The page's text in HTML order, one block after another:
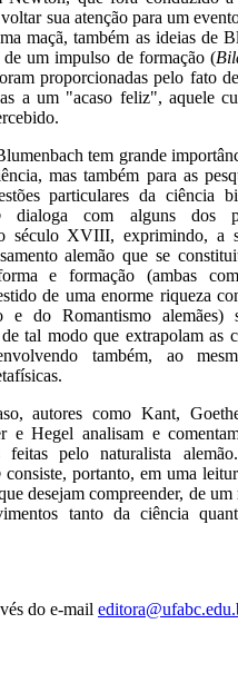
sua atenção para um
maçã, também as ideias de
de um impulso de formação (
proporcionadas pelo fato
a um "acaso feliz", aquele
tem grande
mas também para as
particulares da ciência
dialoga com alguns dos
século XVIII, exprimindo, a
alemão que se
e formação (ambas
de uma enorme riqueza
e do Romantismo alemães)
tal modo que extrapolam as
também, ao
autores como Kant,
e Hegel analisam e
feitas pelo naturalista
consiste, portanto, em uma
desejam compreender, de
tanto da ciência
do e-mail